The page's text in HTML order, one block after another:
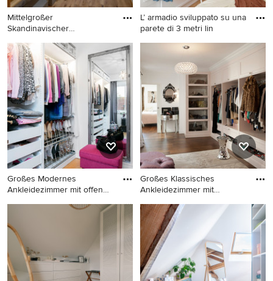
Mittelgroßer
Skandinavischer
Mittelgroßer Skandinavischer
Begehbarer Kleiderschrank
mit braunem Holzboden,
Tapetendecke und braunem
Boden in Sonstige
L’ armadio sviluppato su una
parete di 3 metri lin
EIngebautes Nordisches
Ankleidezimmer mit
flächenbündigen
Schrankfronten in Rom
Großes Modernes
Ankleidezimmer mit offenen
Großes Modernes
Ankleidezimmer mit offenen
Schränken in Malmö
Großes Klassisches
Ankleidezimmer mit
Großes Klassisches
Ankleidezimmer mit
Ankleidebereich, offenen
Schränken, braunem
Holzboden und weißen
Schränken in Paris